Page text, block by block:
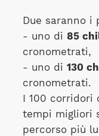
Due saranno i
- uno di 85
cronometrati,
- uno di 130
cronometrati.
I 100 corridori
tempi migliori
percorso più